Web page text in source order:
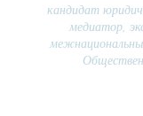
кандидат
медиатор,